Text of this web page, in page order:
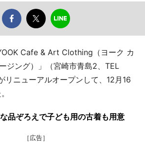
Cafe & Art Clothing（ヨーク カ
ジング）」（宮崎市青島2、TEL
リニューアルオープンして、12月16
品ぞろえで子ども用の古着も用意
［広告］